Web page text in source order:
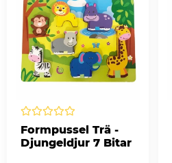
Formpussel Trä -
Djungeldjur 7 Bitar